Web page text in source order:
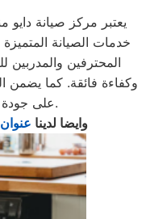
يعتبر مركز صيانة دايو
خدمات الصيانة المتميزة
المحترفين والمدربين
وكفاءة فائقة. كما يضمن
على جودة الأداء وطول عمر الجهاز.
وايضا لدينا